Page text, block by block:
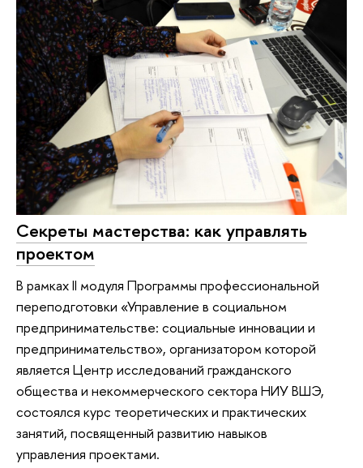
Секреты мастерства: как управлять
проектом
В рамках II модуля Программы профессиональной
переподготовки «Управление в социальном
предпринимательстве: социальные инновации и
предпринимательство», организатором которой
является Центр исследований гражданского
общества и некоммерческого сектора НИУ ВШЭ,
состоялся курс теоретических и практических
занятий, посвященный развитию навыков
управления проектами.